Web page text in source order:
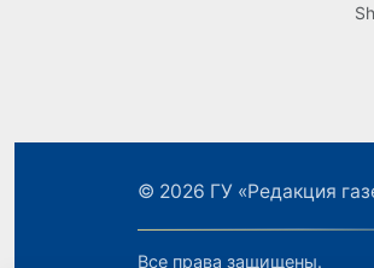
© 2026 ГУ «Редакция
Все права защищены.